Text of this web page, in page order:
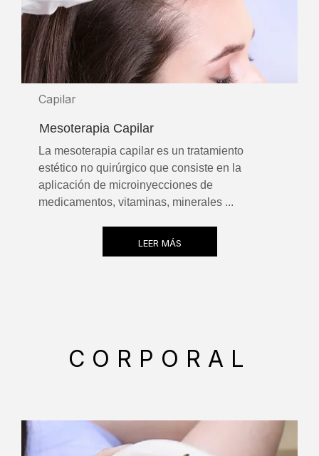
Capilar
Mesoterapia Capilar
La mesoterapia capilar es un tratamiento
estético no quirúrgico que consiste en la
aplicación de microinyecciones de
medicamentos, vitaminas, minerales ...
LEER MÁS
CORPORAL